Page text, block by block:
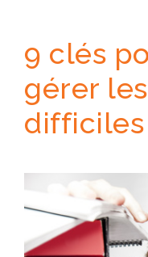
9 clés
gérer
difficiles